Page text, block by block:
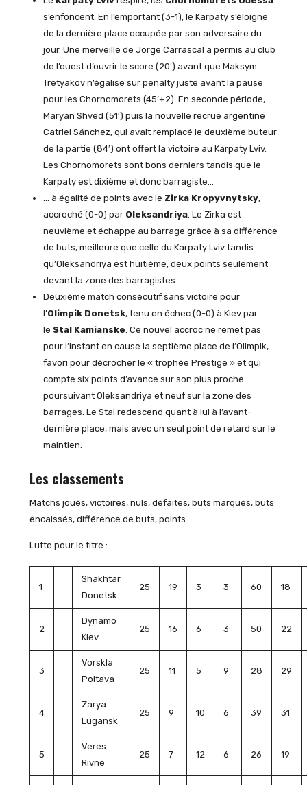
s’enfoncent. En l’emportant (3-1), le Karpaty s’éloigne
de la dernière place occupée par son adversaire du
jour. Une merveille de Jorge Carrascal a permis au club
de l’ouest d’ouvrir le score (20′) avant que Maksym
Tretyakov n’égalise sur penalty juste avant la pause
pour les Chornomorets (45’+2). En seconde période,
Maryan Shved (51′) puis la nouvelle recrue argentine
Catriel Sánchez, qui avait remplacé le deuxième buteur
de la partie (84′) ont offert la victoire au Karpaty Lviv.
Les Chornomorets sont bons derniers tandis que le
Karpaty est dixième et donc barragiste…
… à égalité de points avec le Zirka Kropyvnytsky,
accroché (0-0) par Oleksandriya . Le Zirka est
neuvième et échappe au barrage grâce à sa différence
de buts, meilleure que celle du Karpaty Lviv tandis
qu’Oleksandriya est huitième, deux points seulement
devant la zone des barragistes.
Deuxième match consécutif sans victoire pour
l’Olimpik Donetsk, tenu en échec (0-0) à Kiev par
leStal Kamianske . Ce nouvel accroc ne remet pas
pour l’instant en cause la septième place de l’Olimpik,
favori pour décrocher le « trophée Prestige » et qui
compte six points d’avance sur son plus proche
poursuivant Oleksandriya et neuf sur la zone des
barrages. Le Stal redescend quant à lui à l’avant-
dernière place, mais avec un seul point de retard sur le
maintien.
Les classements
Matchs joués, victoires, nuls, défaites, buts marqués, buts
encaissés, différence de buts, points
Lutte pour le titre :
1
Shakhtar
Donetsk
25 19 3 3 60 18
2
Dynamo
Kiev
25 16 6 3 50 22
3
Vorskla
Poltava
25 11 5 9 28 29
4
Zarya
Lugansk
25 9 10 6 39 31
5
Veres
Rivne
25 7 12 6 26 19